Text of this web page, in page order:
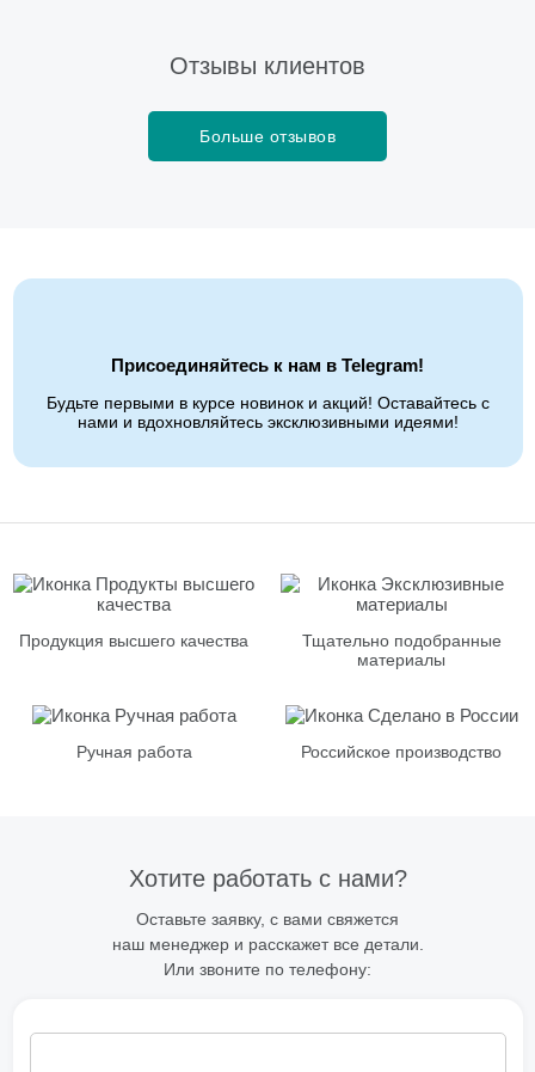
Отзывы клиентов
Больше отзывов
Присоединяйтесь к нам в Telegram!
Будьте первыми в курсе новинок и акций! Оставайтесь с
нами и вдохновляйтесь эксклюзивными идеями!
Продукция высшего качества
Тщательно подобранные
материалы
Ручная работа Российское производство
Хотите работать с нами?
Оставьте заявку, с вами свяжется
наш менеджер и расскажет все детали.
Или звоните по телефону: